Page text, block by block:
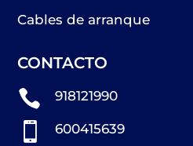
Cables de arranque
CONTACTO
 918121990
 600415639